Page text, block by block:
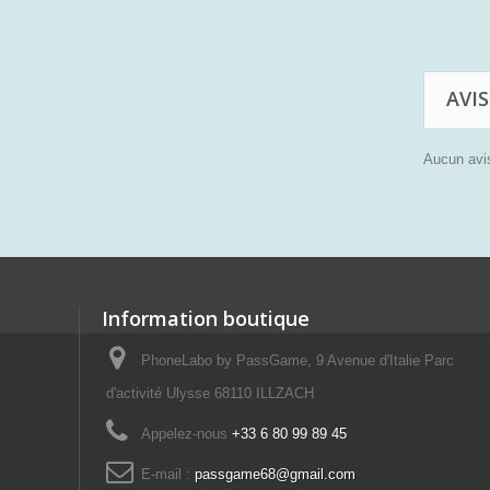
AVIS
Aucun
Information boutique
PhoneLabo by PassGame, 9 Avenue d'Italie Parc
d'activité Ulysse 68110 ILLZACH
Appelez-nous +33 6 80 99 89 45
E-mail : passgame68@gmail.com